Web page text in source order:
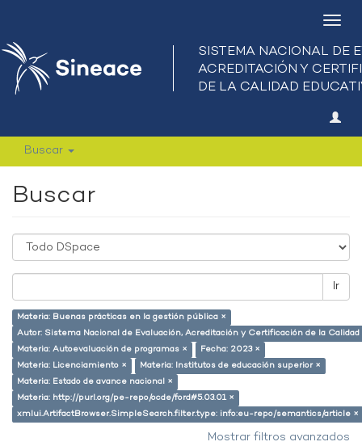
Buscar
Buscar
Ir
Materia: Buenas prácticas en la gestión pública ×
Autor: Sistema Nacional de Evaluación, Acreditación y Certificación de la
Materia: Autoevaluación de programas ×
Fecha: 2023 ×
Materia: Licenciamiento ×
Materia: Institutos de educación superior ×
Materia: Estado de avance nacional ×
Materia: http://purl.org/pe-repo/ocde/ford#5.03.01 ×
xmlui.ArtifactBrowser.SimpleSearch.filter.type: info:eu-repo/semantics/article ×
Mostrar filtros avanzados